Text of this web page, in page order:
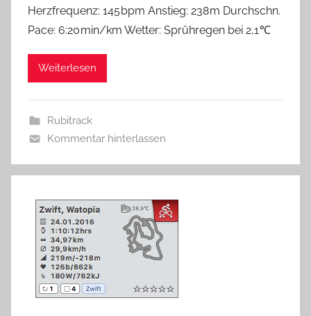
Herzfrequenz: 145 bpm Anstieg: 238 m Durchschn.
Pace: 6:20 min/km Wetter: Sprühregen bei 2,1 ℃
Weiterlesen
Rubitrack
Kommentar hinterlassen